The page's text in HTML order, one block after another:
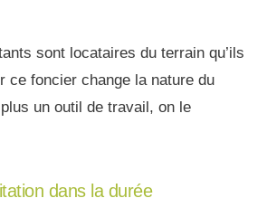
sont locataires du terrain qu’ils
ce foncier change la nature du
un outil de travail, on le
dans la durée